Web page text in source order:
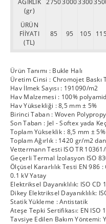
AĞIRLIK
(gr)
275030003300
ÜRÜN
FİİYATI
(TL)
85 95 105 115
Ürün Tanımı : Bukle Halı
Üretim Cinsi : Chromojet Baskı
Hav İlmek Sayısı : 191090/m2
Hav Malzemesi : 100%
Hav Yüksekliği : 8,5 mm ± 5%
Birinci Taban : Woven
Son Taban : Jel - Softex yada
Toplam Yükseklik : 8,5 mm ±
Toplam Ağırlık : 1420 gr/m2
Vettermann Testi ISO TR
Geçerli Termal İzolasyon ISO
Ölçüsel Kararlılık Testi EN 986
0.1 kV Yatay
Elektriksel Dayanıklılık: ISO
Dikey Elektriksel Dayanıklılık:
Statik Yükleme : Antistatik
Ateşe Tepki Sertifikası: EN ISO
Tavsiye Edilen Bakım Yöntemi: